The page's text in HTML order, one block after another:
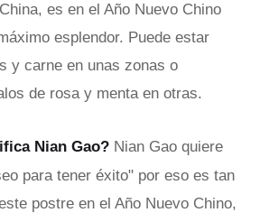
es en el Año Nuevo Chino
esplendor. Puede estar
y carne en unas zonas o
de rosa y menta en otras.
Nian Gao? Nian Gao quiere
para tener éxito" por eso es tan
postre en el Año Nuevo Chino,